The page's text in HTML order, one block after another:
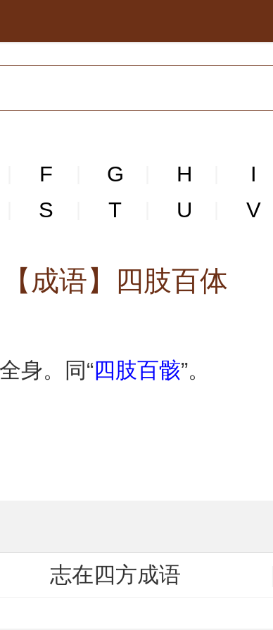
F G H I
S T U V
【成语】四肢百体
身。同“四肢百骸”。
志在四方成语